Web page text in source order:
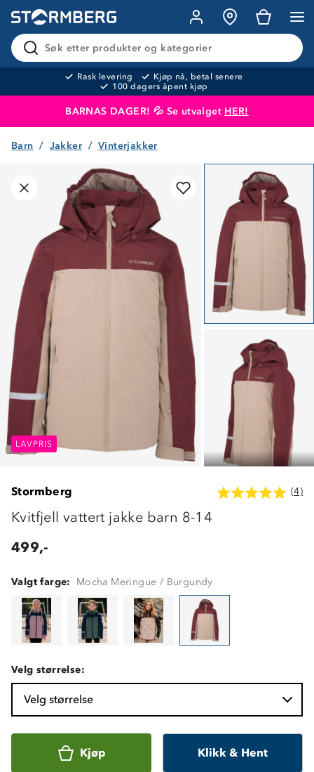
Søk etter produkter og kategorier
Rask levering
Kjøp nå, betal senere
100 dagers åpent kjøp
BARNAS DAGER! 💦 Se utvalget HER!
Produktet er lagt i handlekurven
Barn Jakker Vinterjakker
LAVPRIS LAVPRIS
LAVPRIS
Stormberg (4)
Kvitfjell vattert jakke barn 8-14
499,-
Valgt farge: Mocha Meringue / Burgundy
Velg størrelse:
Velg størrelse
Kjøp Klikk & Hent